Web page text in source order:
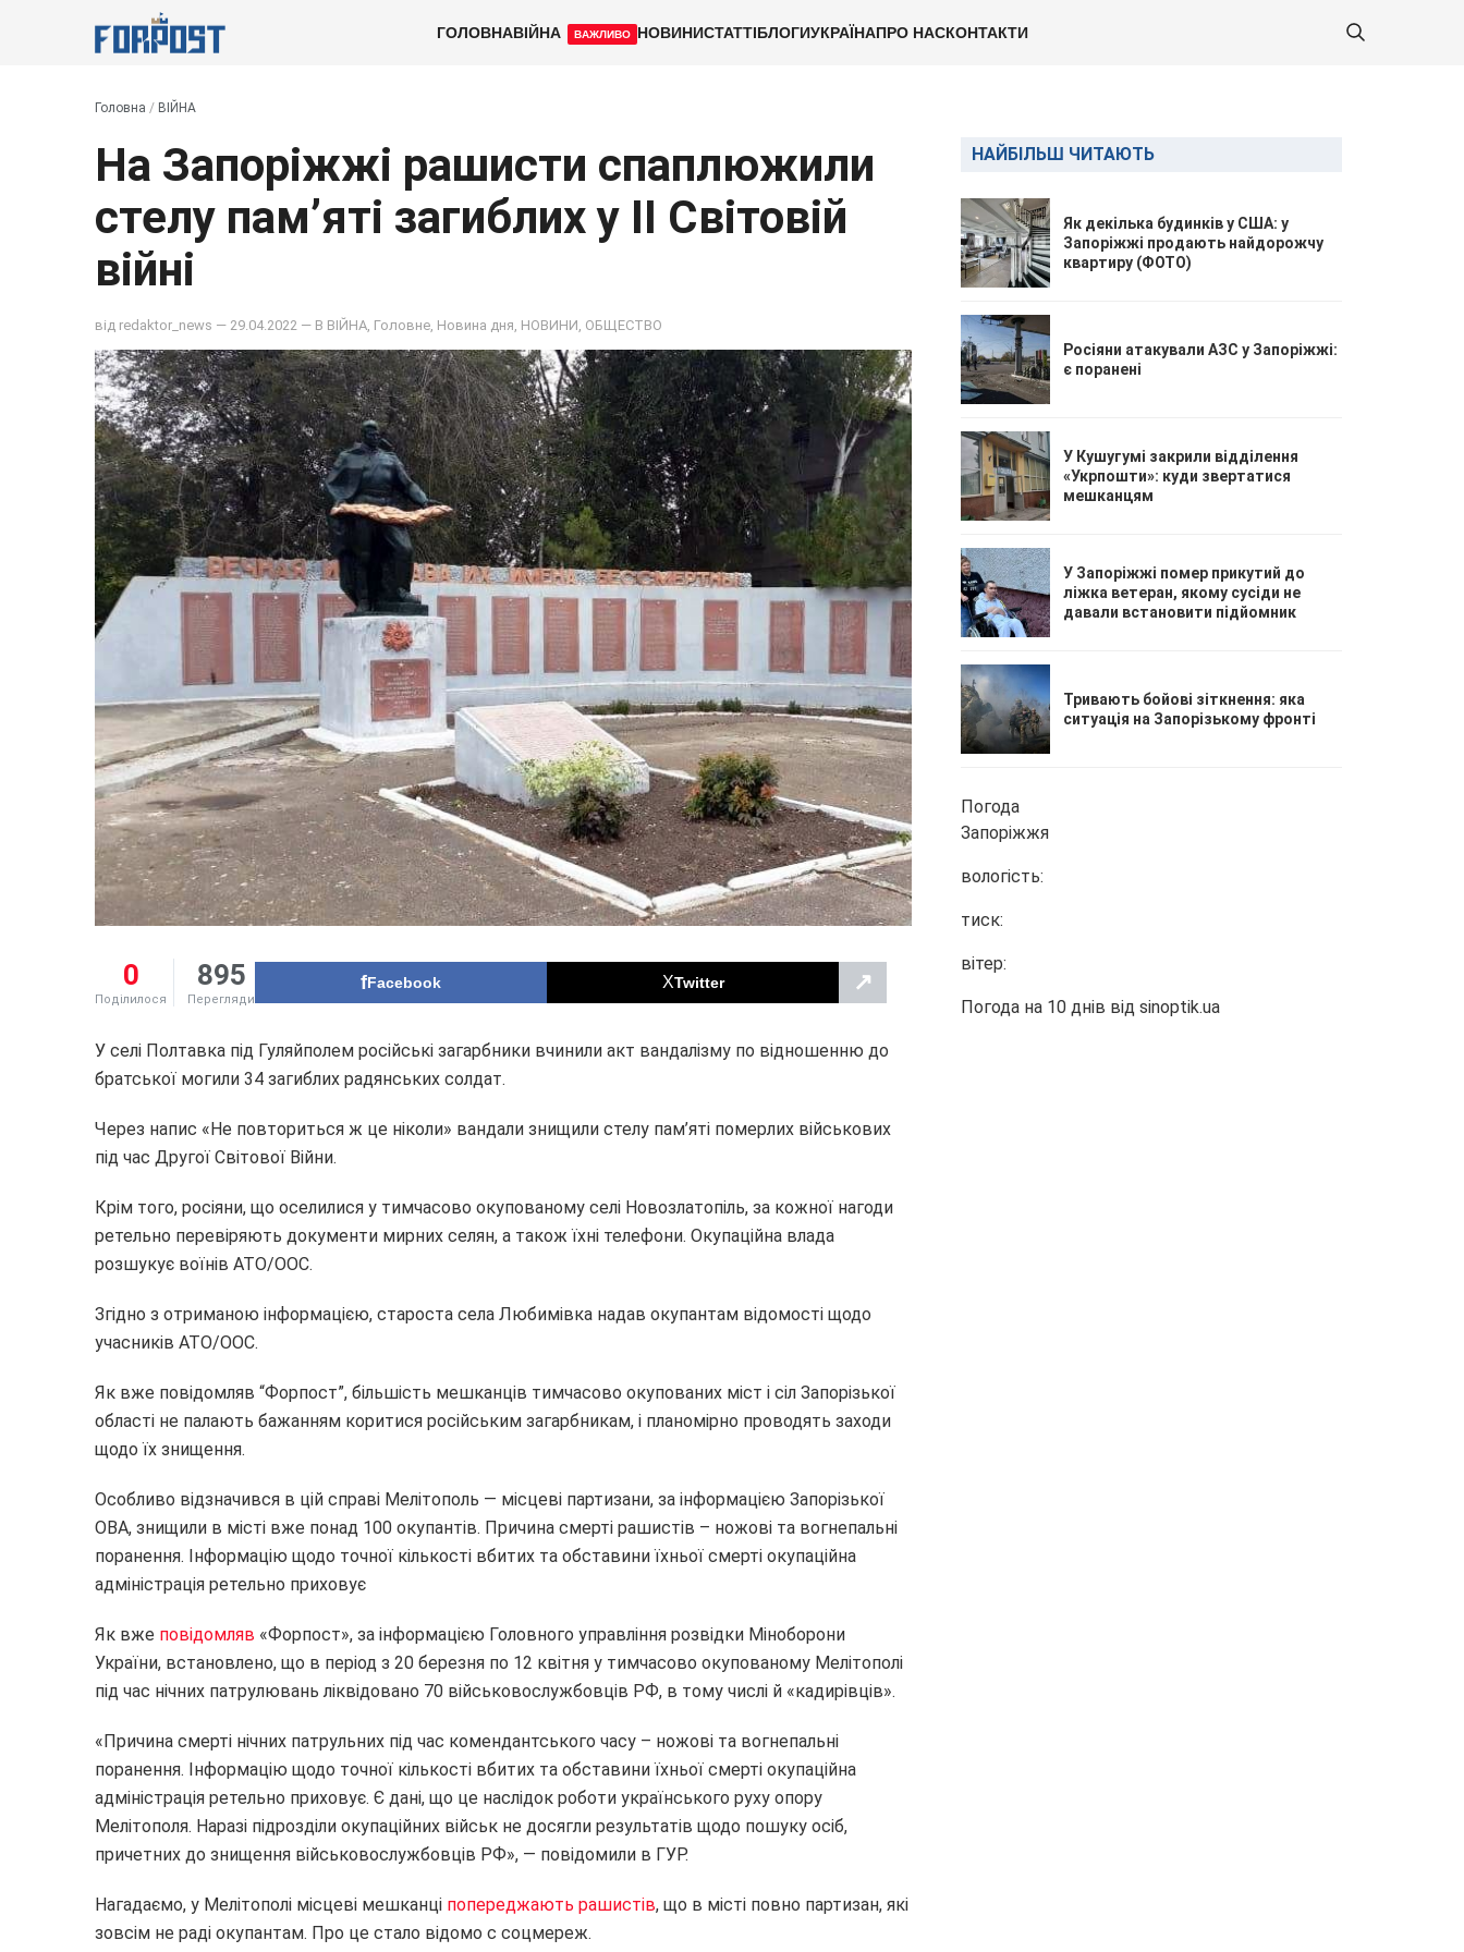
ГОЛОВНАВІЙНА ВАЖЛИВО НОВИНИСТАТТІБЛОГИУКРАЇНАПРО НАСКОНТАКТИ
Головна / ВІЙНА
На Запоріжжі рашисти спаплюжили
стелу пам’яті загиблих у ІІ Світовій
війні
від redaktor_news — 29.04.2022 — В ВІЙНА Головне Новина дня НОВИНИ ОБЩЕСТВО
0
Поділилося
895
Перегляди
Facebook Twitter ↗
У селі Полтавка під Гуляйполем російські загарбники вчинили акт вандалізму по відношенню до
братської могили 34 загиблих радянських солдат.
Через напис «Не повториться ж це ніколи» вандали знищили стелу пам’яті померлих військових
під час Другої Світової Війни.
Крім того, росіяни, що оселилися у тимчасово окупованому селі Новозлатопіль, за кожної нагоди
ретельно перевіряють документи мирних селян, а також їхні телефони. Окупаційна влада
розшукує воїнів АТО/ООС.
Згідно з отриманою інформацією, староста села Любимівка надав окупантам відомості щодо
учасників АТО/ООС.
Як вже повідомляв “Форпост”, більшість мешканців тимчасово окупованих міст і сіл Запорізької
області не палають бажанням коритися російським загарбникам, і планомірно проводять заходи
щодо їх знищення.
Особливо відзначився в цій справі Мелітополь — місцеві партизани, за інформацією Запорізької
ОВА, знищили в місті вже понад 100 окупантів. Причина смерті рашистів – ножові та вогнепальні
поранення. Інформацію щодо точної кількості вбитих та обставини їхньої смерті окупаційна
адміністрація ретельно приховує
Як вже повідомляв «Форпост», за інформацією Головного управління розвідки Міноборони
України, встановлено, що в період з 20 березня по 12 квітня у тимчасово окупованому Мелітополі
під час нічних патрулювань ліквідовано 70 військовослужбовців РФ, в тому числі й «кадирівців».
«Причина смерті нічних патрульних під час комендантського часу – ножові та вогнепальні
поранення. Інформацію щодо точної кількості вбитих та обставини їхньої смерті окупаційна
адміністрація ретельно приховує. Є дані, що це наслідок роботи українського руху опору
Мелітополя. Наразі підрозділи окупаційних військ не досягли результатів щодо пошуку осіб,
причетних до знищення військовослужбовців РФ», — повідомили в ГУР.
Нагадаємо, у Мелітополі місцеві мешканці попереджають рашистів, що в місті повно партизан, які
зовсім не раді окупантам. Про це стало відомо с соцмереж.
НАЙБІЛЬШ ЧИТАЮТЬ
Як декілька будинків у США: у
Запоріжжі продають найдорожчу
квартиру (ФОТО)
Росіяни атакували АЗС у Запоріжжі:
є поранені
У Кушугумі закрили відділення
«Укрпошти»: куди звертатися
мешканцям
У Запоріжжі помер прикутий до
ліжка ветеран, якому сусіди не
давали встановити підйомник
Тривають бойові зіткнення: яка
ситуація на Запорізькому фронті
Погода
Запоріжжя
вологість:
тиск:
вітер:
Погода на 10 днів від sinoptik.ua